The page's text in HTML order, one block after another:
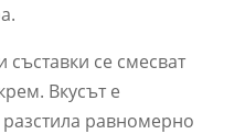
се смесват
Вкусът е
равномерно